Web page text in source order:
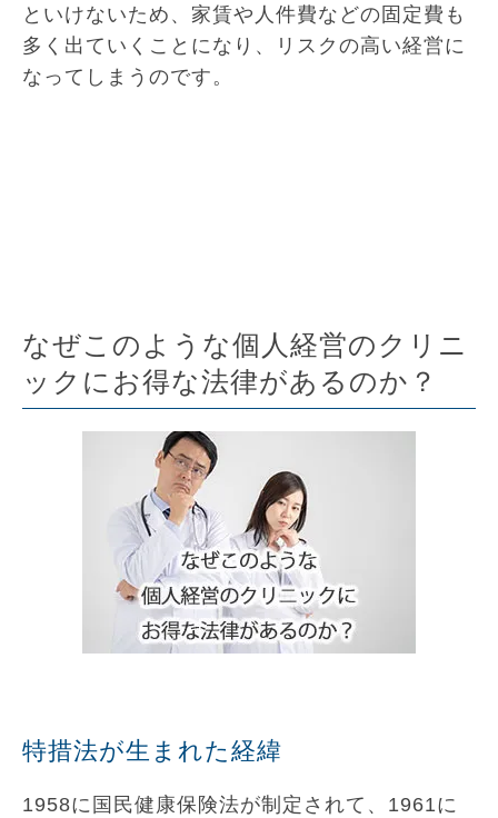
といけないため、家賃や人件費などの固定費も
多く出ていくことになり、リスクの高い経営に
なってしまうのです。
なぜこのような個人経営のクリニ
ックにお得な法律があるのか？
特措法が生まれた経緯
1958に国民健康保険法が制定されて、1961に